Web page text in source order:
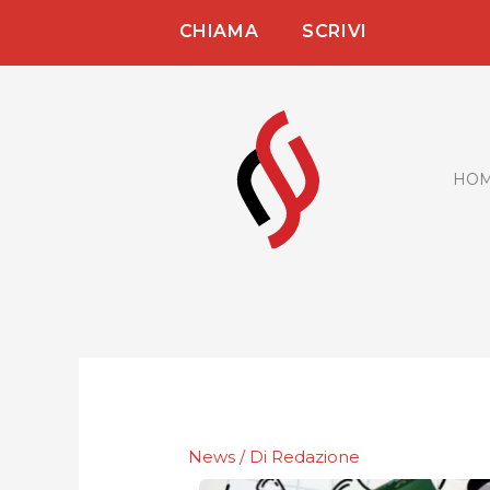
contenuto
CHIAMA SCRIVI
News / Di Redazione